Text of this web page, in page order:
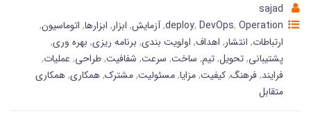
sajad
deploy, DevOps, Operation
,آزمایش, ابزار, ابزارها, اتوماسیون,
ارتباطات, انتشار, اهداف, اولویت بندی, برنامه ریزی, بهره وری,
پشتیبانی,تحویل,تیم, ساخت, سرعت, شفافیت,طراحی, عملیات,
فرایند,فرهنگ,کیفیت,مزایا,مسئولیت,مشترک,همکاری,همکاری
متقابل